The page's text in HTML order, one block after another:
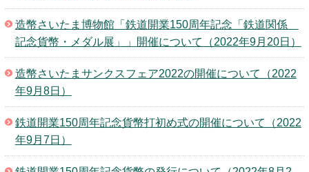
造幣さいたま博物館「鉄道開業150周年記念「鉄道関係
記念貨幣・メダル展」」開催について（2022年9月20日）
造幣さいたまサンクスフェア2022の開催について（2022
年9月8日）
鉄道開業150周年記念貨幣打初め式の開催について（2022
年9月7日）